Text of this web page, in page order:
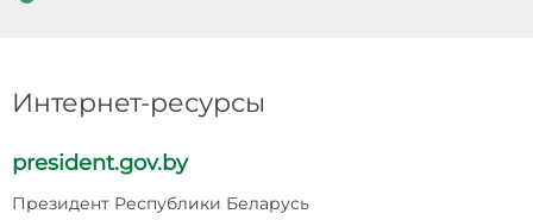
Интернет-ресурсы
president.gov.by
Президент Республики Беларусь